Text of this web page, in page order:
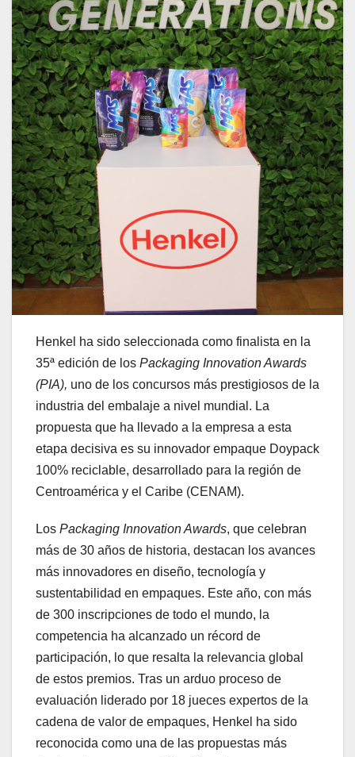
Henkel ha sido seleccionada como finalista en la
35ª edición de los Packaging Innovation Awards
(PIA), uno de los concursos más prestigiosos de la
industria del embalaje a nivel mundial. La
propuesta que ha llevado a la empresa a esta
etapa decisiva es su innovador empaque Doypack
100% reciclable, desarrollado para la región de
Centroamérica y el Caribe (CENAM).
Los Packaging Innovation Awards, que celebran
más de 30 años de historia, destacan los avances
más innovadores en diseño, tecnología y
sustentabilidad en empaques. Este año, con más
de 300 inscripciones de todo el mundo, la
competencia ha alcanzado un récord de
participación, lo que resalta la relevancia global
de estos premios. Tras un arduo proceso de
evaluación liderado por 18 jueces expertos de la
cadena de valor de empaques, Henkel ha sido
reconocida como una de las propuestas más